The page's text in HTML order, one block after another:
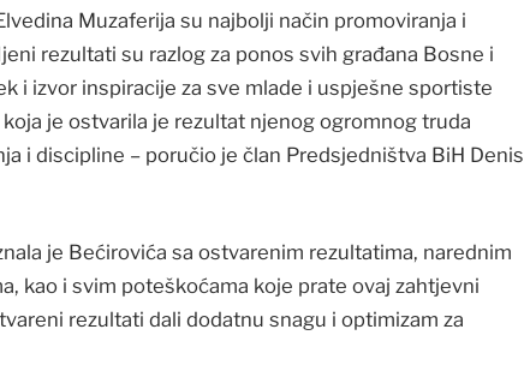
Muzaferija su najbolji način promoviranja i
rezultati su razlog za ponos svih građana Bosne i
i izvor inspiracije za sve mlade i uspješne sportiste
je ostvarila je rezultat njenog ogromnog truda
i discipline – poručio je član Predsjedništva BiH Denis
je Bećirovića sa ostvarenim rezultatima, narednim
kao i svim poteškoćama koje prate ovaj zahtjevni
rezultati dali dodatnu snagu i optimizam za